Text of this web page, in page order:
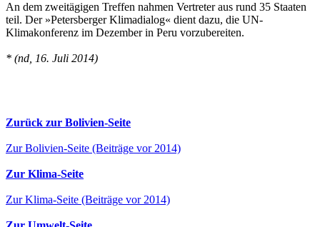
An dem zweitägigen Treffen nahmen Vertreter aus rund 35 Staaten
teil. Der »Petersberger Klimadialog« dient dazu, die UN-
Klimakonferenz im Dezember in Peru vorzubereiten.
* (nd, 16. Juli 2014)
Zurück zur Bolivien-Seite
Zur Bolivien-Seite (Beiträge vor 2014)
Zur Klima-Seite
Zur Klima-Seite (Beiträge vor 2014)